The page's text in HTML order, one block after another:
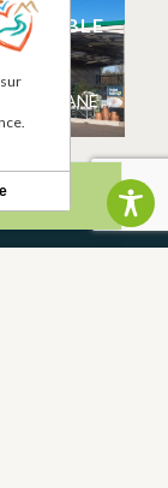
TABLE
TOLOSANE